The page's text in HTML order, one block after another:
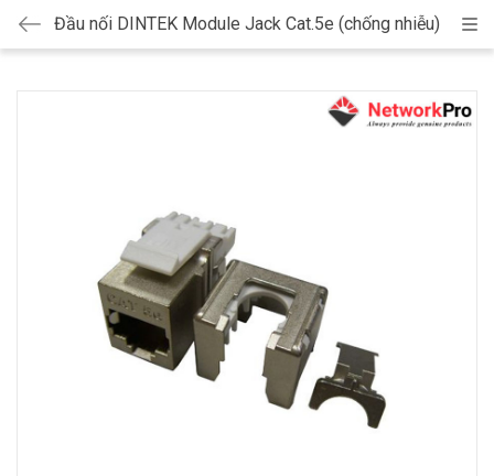
Đầu nối DINTEK Module Jack Cat.5e (chống nhiễu)